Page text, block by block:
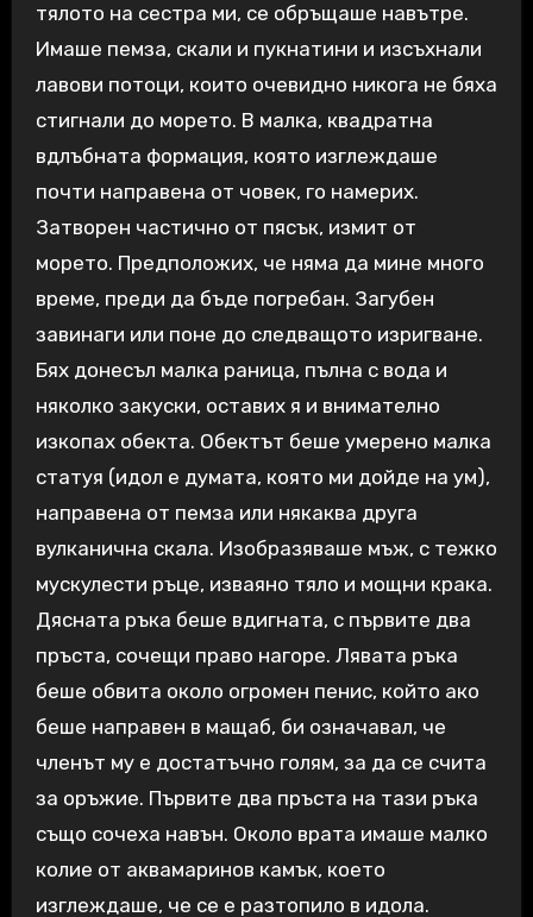
тялото на сестра ми, се обръщаше навътре.
Имаше пемза, скали и пукнатини и изсъхнали
лавови потоци, които очевидно никога не бяха
стигнали до морето. В малка, квадратна
вдлъбната формация, която изглеждаше
почти направена от човек, го намерих.
Затворен частично от пясък, измит от
морето. Предположих, че няма да мине много
време, преди да бъде погребан. Загубен
завинаги или поне до следващото изригване.
Бях донесъл малка раница, пълна с вода и
няколко закуски, оставих я и внимателно
изкопах обекта. Обектът беше умерено малка
статуя (идол е думата, която ми дойде на ум),
направена от пемза или някаква друга
вулканична скала. Изобразяваше мъж, с тежко
мускулести ръце, изваяно тяло и мощни крака.
Дясната ръка беше вдигната, с първите два
пръста, сочещи право нагоре. Лявата ръка
беше обвита около огромен пенис, който ако
беше направен в мащаб, би означавал, че
членът му е достатъчно голям, за да се счита
за оръжие. Първите два пръста на тази ръка
също сочеха навън. Около врата имаше малко
колие от аквамаринов камък, което
изглеждаше, че се е разтопило в идола.